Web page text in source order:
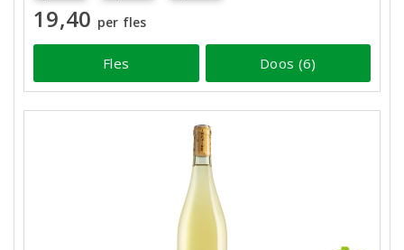
19,40 per fles
Fles Doos (6)